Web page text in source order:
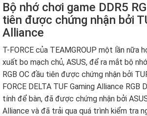
Bộ nhớ chơi game DDR5
tiên được chứng nhận bởi
Alliance
T-FORCE của TEAMGROUP một lần nữa
xuất bo mạch chủ, ASUS, để ra mắt bộ
RGB OC đầu tiên được chứng nhận bởi
FORCE DELTA TUF Gaming Alliance RGB
tính để bàn, đã được chứng nhận bởi
Alliance và đã trải qua quá trình kiểm tra